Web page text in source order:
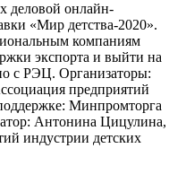
деловой онлайн-
«Мир детства-2020».
компаниям
экспорта и выйти на
с РЭЦ. Организаторы:
предприятий
Минпромторга
Антонина Цицулина,
индустрии детских